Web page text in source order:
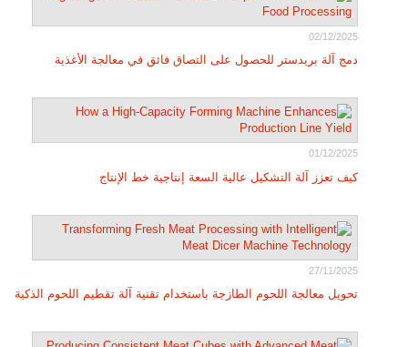
02/12/2025
دمج آلة بريدستر للحصول على التصاق فائق في معالجة الأغذية
01/12/2025
كيف تعزز آلة التشكيل عالية السعة إنتاجية خط الإنتاج
27/11/2025
تحويل معالجة اللحوم الطازجة باستخدام تقنية آلة تقطيم اللحوم الذكية